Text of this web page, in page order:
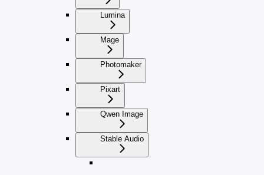
Lumina
Mage
Photomaker
Pixart
Qwen Image
Stable Audio